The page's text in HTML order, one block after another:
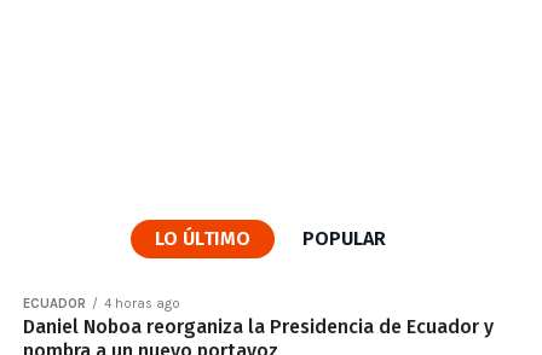
LO ÚLTIMO POPULAR
ECUADOR 4 horas ago
Daniel Noboa reorganiza la Presidencia de Ecuador y
nombra a un nuevo portavoz